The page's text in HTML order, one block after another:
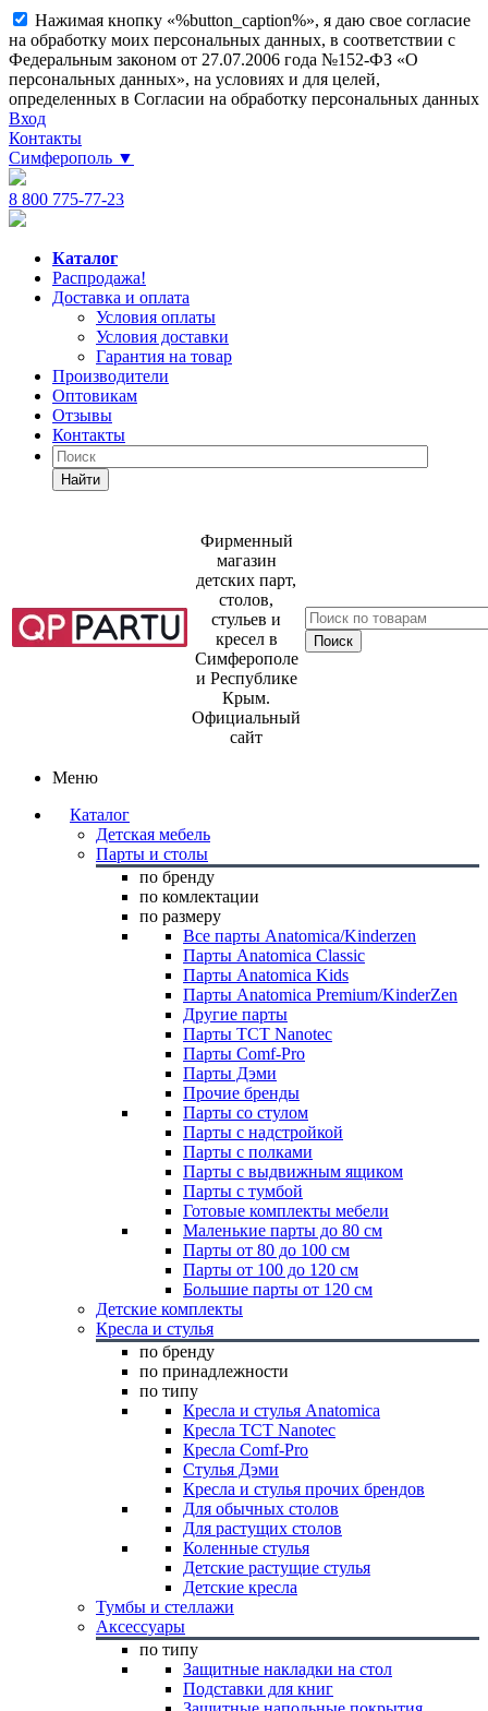
Нажимая кнопку «%button_caption%», я даю свое согласие
на обработку моих персональных данных, в соответствии с
Федеральным законом от 27.07.2006 года №152-ФЗ «О
персональных данных», на условиях и для целей,
определенных в Согласии на обработку персональных данных
Вход
Контакты
Симферополь ▼
8 800 775-77-23
Каталог
Распродажа!
Доставка и оплата
Условия оплаты
Условия доставки
Гарантия на товар
Производители
Оптовикам
Отзывы
Контакты
Найти
Фирменный
магазин
детских парт,
столов,
стульев и
кресел в
Симферополе
и Республике
Крым.
Официальный
сайт
Меню
Каталог
Детская мебель
Парты и столы
по бренду
по комлектации
по размеру
Все парты Anatomica/Kinderzen
Парты Anatomica Classic
Парты Anatomica Kids
Парты Anatomica Premium/KinderZen
Другие парты
Парты TCT Nanotec
Парты Comf-Pro
Парты Дэми
Прочие бренды
Парты со стулом
Парты с надстройкой
Парты с полками
Парты с выдвижным ящиком
Парты с тумбой
Готовые комплекты мебели
Маленькие парты до 80 см
Парты от 80 до 100 см
Парты от 100 до 120 см
Большие парты от 120 см
Детские комплекты
Кресла и стулья
по бренду
по принадлежности
по типу
Кресла и стулья Anatomica
Кресла TCT Nanotec
Кресла Comf-Pro
Стулья Дэми
Кресла и стулья прочих брендов
Для обычных столов
Для растущих столов
Коленные стулья
Детские растущие стулья
Детские кресла
Тумбы и стеллажи
Аксессуары
по типу
Защитные накладки на стол
Подставки для книг